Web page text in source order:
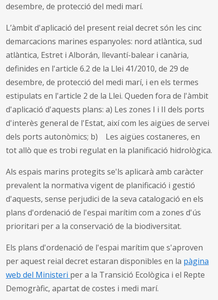
desembre, de protecció del medi marí.
L’àmbit d'aplicació del present reial decret són les cinc
demarcacions marines espanyoles: nord atlàntica, sud
atlàntica, Estret i Alborán, llevantí-balear i canària,
definides en l'article 6.2 de la Llei 41/2010, de 29 de
desembre, de protecció del medi marí, i en els termes
estipulats en l'article 2 de la Llei. Queden fora de l'àmbit
d'aplicació d'aquests plans: a) Les zones I i II dels ports
d'interès general de l'Estat, així com les aigües de servei
dels ports autonòmics; b) Les aigües costaneres, en
tot allò que es trobi regulat en la planificació hidrològica.
Als espais marins protegits se'ls aplicarà amb caràcter
prevalent la normativa vigent de planificació i gestió
d'aquests, sense perjudici de la seva catalogació en els
plans d'ordenació de l'espai marítim com a zones d'ús
prioritari per a la conservació de la biodiversitat.
Els plans d'ordenació de l'espai marítim que s'aproven
per aquest reial decret estaran disponibles en la pàgina
web del Ministeri per a la Transició Ecològica i el Repte
Demogràfic, apartat de costes i medi marí.